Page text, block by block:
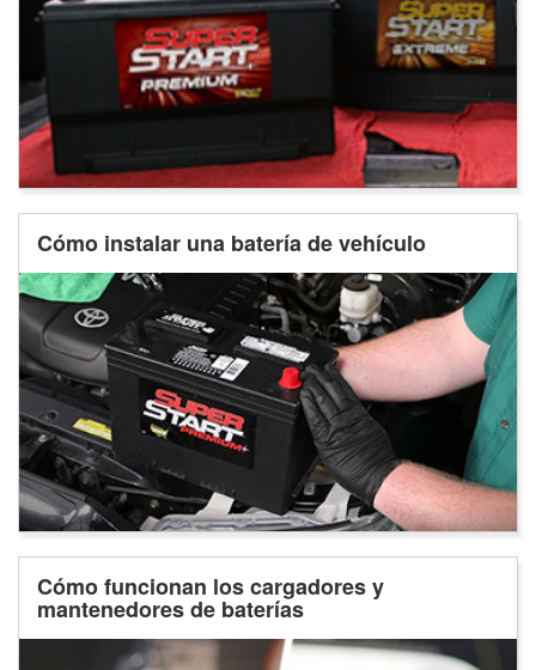
Cómo instalar una batería de vehículo
Cómo funcionan los cargadores y
mantenedores de baterías